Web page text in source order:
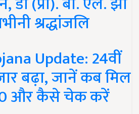
श्रद्धांजलि
Update: 24वीं
बढ़ा, जानें कब मिल
और कैसे चेक करें